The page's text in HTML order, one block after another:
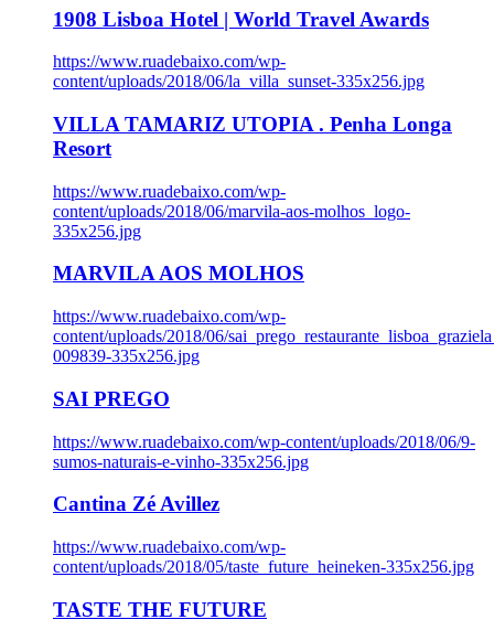
1908 Lisboa Hotel | World Travel Awards
https://www.ruadebaixo.com/wp-
content/uploads/2018/06/la_villa_sunset-335x256.jpg
VILLA TAMARIZ UTOPIA . Penha Longa
Resort
https://www.ruadebaixo.com/wp-
content/uploads/2018/06/marvila-aos-molhos_logo-
335x256.jpg
MARVILA AOS MOLHOS
https://www.ruadebaixo.com/wp-
content/uploads/2018/06/
009839-335x256.jpg
SAI PREGO
https://www.ruadebaixo.com/wp-content/uploads/2018/06/9-
sumos-naturais-e-vinho-335x256.jpg
Cantina Zé Avillez
https://www.ruadebaixo.com/wp-
content/uploads/2018/05/taste_future_heineken-335x256.jpg
TASTE THE FUTURE